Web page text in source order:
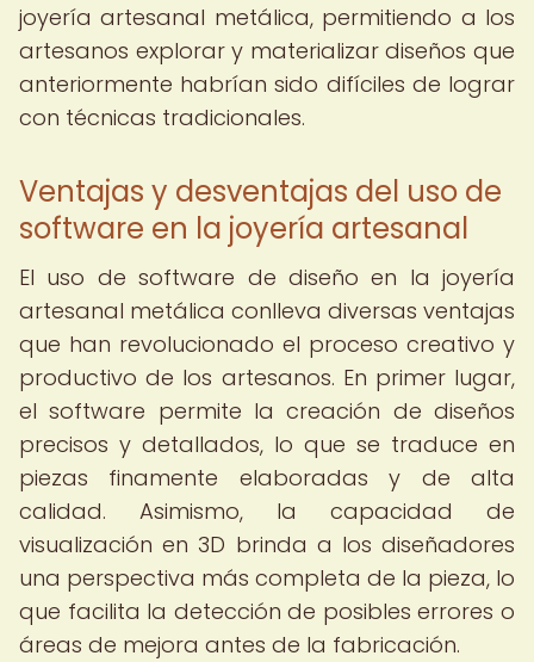
joyería artesanal metálica, permitiendo a los
artesanos explorar y materializar diseños que
anteriormente habrían sido difíciles de lograr
con técnicas tradicionales.
Ventajas y desventajas del uso de
software en la joyería artesanal
El uso de software de diseño en la joyería
artesanal metálica conlleva diversas ventajas
que han revolucionado el proceso creativo y
productivo de los artesanos. En primer lugar,
el software permite la creación de diseños
precisos y detallados, lo que se traduce en
piezas finamente elaboradas y de alta
calidad. Asimismo, la capacidad de
visualización en 3D brinda a los diseñadores
una perspectiva más completa de la pieza, lo
que facilita la detección de posibles errores o
áreas de mejora antes de la fabricación.